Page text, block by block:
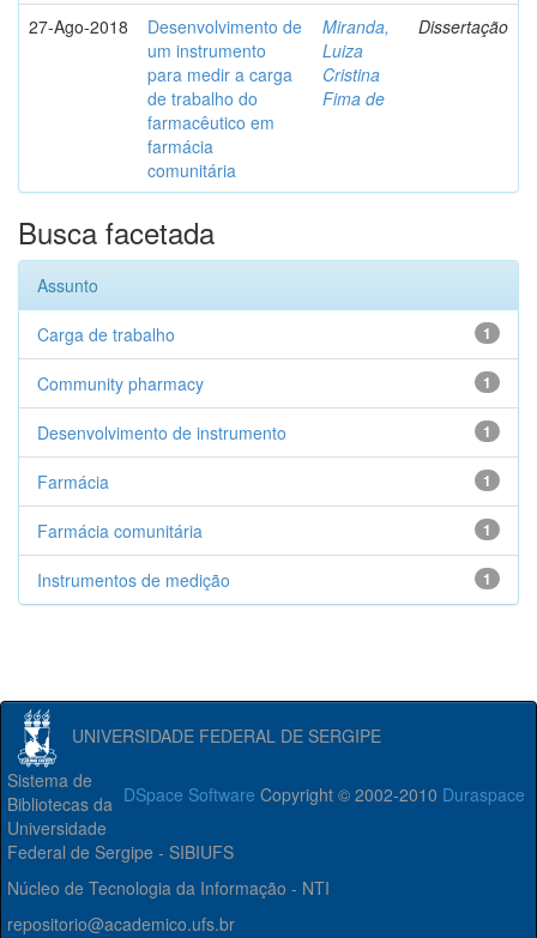
27-Ago-2018
Desenvolvimento de
um instrumento
para medir a carga
de trabalho do
farmacêutico em
farmácia
comunitária
Miranda,
Luiza
Cristina
Fima de
Dissertação
Busca facetada
Assunto
1
Carga de trabalho
1
Community pharmacy
1
Desenvolvimento de instrumento
1
Farmácia
1
Farmácia comunitária
1
Instrumentos de medição
UNIVERSIDADE FEDERAL DE SERGIPE
DSpace Software Copyright © 2002-2010 Duraspace
Sistema de
Bibliotecas da
Universidade
Federal de Sergipe - SIBIUFS
Núcleo de Tecnologia da Informação - NTI
repositorio@academico.ufs.br